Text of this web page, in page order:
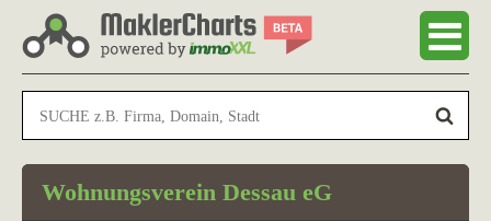
Wohnungsverein Dessau eG